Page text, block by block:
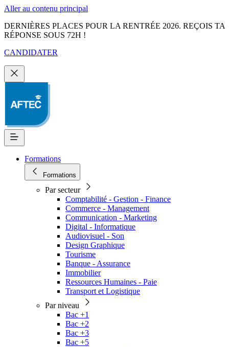
Aller au contenu principal
DERNIÈRES PLACES POUR LA RENTRÉE 2026. REÇOIS TA
RÉPONSE SOUS 72H !
CANDIDATER
Formations
Formations
Par secteur
Comptabilité - Gestion - Finance
Commerce - Management
Communication - Marketing
Digital - Informatique
Audiovisuel - Son
Design Graphique
Tourisme
Banque - Assurance
Immobilier
Ressources Humaines - Paie
Transport et Logistique
Par niveau
Bac +1
Bac +2
Bac +3
Bac +5